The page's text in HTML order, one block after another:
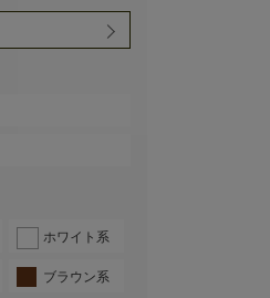
ホワイト系
ブラウン系